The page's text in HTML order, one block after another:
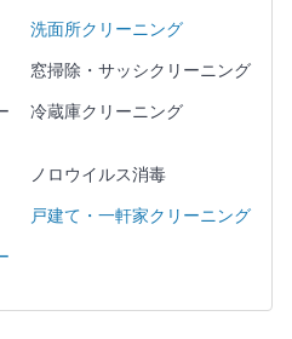
洗面所クリーニング
窓掃除・サッシクリーニング
冷蔵庫クリーニング
ノロウイルス消毒
戸建て・一軒家クリーニング